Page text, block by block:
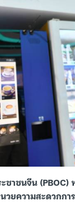
ชาชนจีน
ยความสะดวกก